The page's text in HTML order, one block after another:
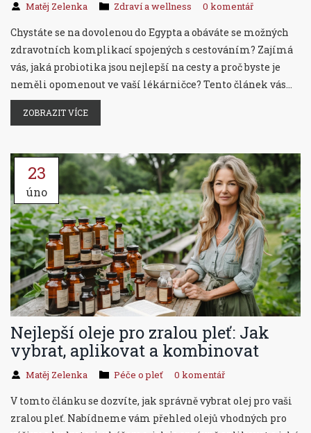
Matěj Zelenka Zdraví a wellness 0 komentář
Chystáte se na dovolenou do Egypta a obáváte se možných
zdravotních komplikací spojených s cestováním? Zajímá
vás, jaká probiotika jsou nejlepší na cesty a proč byste je
neměli opomenout ve vaší lékárničce? Tento článek vás
provede významem probiotik pro udržení zdravého
trávení během cest a představí konkrétní produkty, které
o tom, jak se vyhnout cestovním nemocem a užijte si
bezstarostnou dovolenou.
ZOBRAZIT VÍCE
23
úno
Nejlepší oleje pro zralou pleť: Jak
vybrat, aplikovat a kombinovat
Matěj Zelenka Péče o pleť 0 komentář
V tomto článku se dozvíte, jak správně vybrat olej pro vaši
zralou pleť. Nabídneme vám přehled olejů vhodných pro